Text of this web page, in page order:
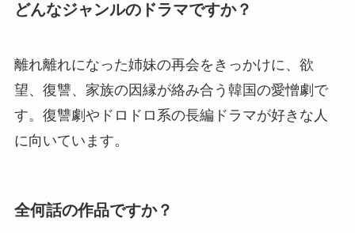
どんなジャンルのドラマですか？
離れ離れになった姉妹の再会をきっかけに、欲
望、復讐、家族の因縁が絡み合う韓国の愛憎劇で
す。復讐劇やドロドロ系の長編ドラマが好きな人
に向いています。
全何話の作品ですか？